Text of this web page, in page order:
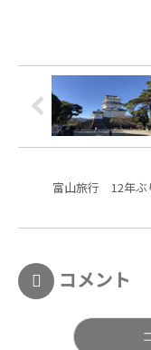
富山旅行 12年ぶ
コメント